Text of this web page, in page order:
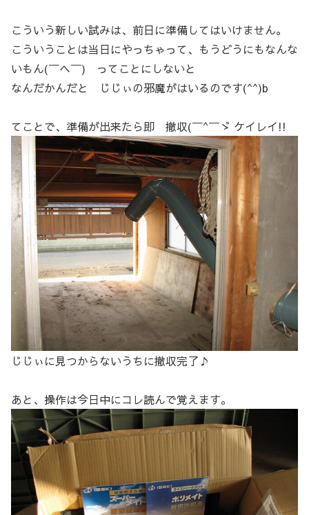
こういう新しい試みは、前日に準備してはいけません。
こういうことは当日にやっちゃって、もうどうにもなんな
いもん(￣ヘ￣) ってことにしないと
なんだかんだと じじぃの邪魔がはいるのです(^^)b
てことで、準備が出来たら即 撤収(￣^￣ゞ ケイレイ!!
じじぃに見つからないうちに撤収完了♪
あと、操作は今日中にコレ読んで覚えます。